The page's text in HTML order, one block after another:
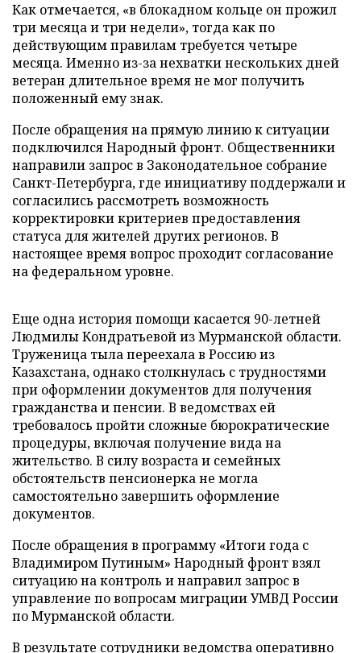
Как отмечается, «в блокадном кольце он прожил
три месяца и три недели», тогда как по
действующим правилам требуется четыре
месяца. Именно из-за нехватки нескольких дней
ветеран длительное время не мог получить
положенный ему знак.
После обращения на прямую линию к ситуации
подключился Народный фронт. Общественники
направили запрос в Законодательное собрание
Санкт-Петербурга, где инициативу поддержали и
согласились рассмотреть возможность
корректировки критериев предоставления
статуса для жителей других регионов. В
настоящее время вопрос проходит согласование
на федеральном уровне.
Еще одна история помощи касается 90-летней
Людмилы Кондратьевой из Мурманской области.
Труженица тыла переехала в Россию из
Казахстана, однако столкнулась с трудностями
при оформлении документов для получения
гражданства и пенсии. В ведомствах ей
требовалось пройти сложные бюрократические
процедуры, включая получение вида на
жительство. В силу возраста и семейных
обстоятельств пенсионерка не могла
самостоятельно завершить оформление
документов.
После обращения в программу «Итоги года с
Владимиром Путиным» Народный фронт взял
ситуацию на контроль и направил запрос в
управление по вопросам миграции УМВД России
по Мурманской области.
В результате сотрудники ведомства оперативно